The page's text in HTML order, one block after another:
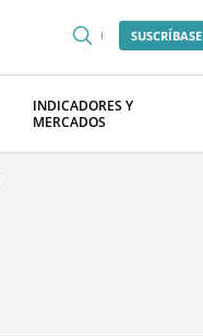
SUSCRÍBASE
INDICADORES Y
MERCADOS